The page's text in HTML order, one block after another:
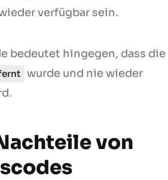
verfügbar sein.
bedeutet hingegen, dass die
wurde und nie wieder
von